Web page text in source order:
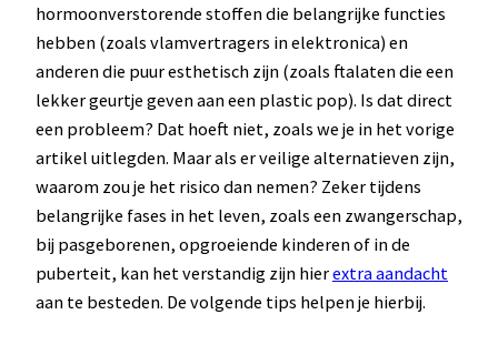
hormoonverstorende stoffen die belangrijke functies
hebben (zoals vlamvertragers in elektronica) en
anderen die puur esthetisch zijn (zoals ftalaten die een
lekker geurtje geven aan een plastic pop). Is dat direct
een probleem? Dat hoeft niet, zoals we je in het vorige
artikel uitlegden. Maar als er veilige alternatieven zijn,
waarom zou je het risico dan nemen? Zeker tijdens
belangrijke fases in het leven, zoals een zwangerschap,
bij pasgeborenen, opgroeiende kinderen of in de
puberteit, kan het verstandig zijn hierextra aandacht
aan te besteden. De volgende tips helpen je hierbij.